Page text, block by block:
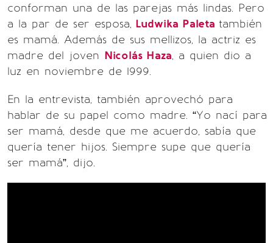
conforman una de las parejas más lindas. Pero
a la par de ser esposa, Ludwika Paleta también
es mamá. Además de sus mellizos, la actriz es
madre del joven Nicolás Haza, a quien dio a
luz en noviembre de 1999.
En la entrevista, también aprovechó para
hablar de su papel como madre. “Yo nací para
ser mamá, desde que me acuerdo, sabía que
quería tener hijos. Siempre supe que quería
ser mamá”, dijo.